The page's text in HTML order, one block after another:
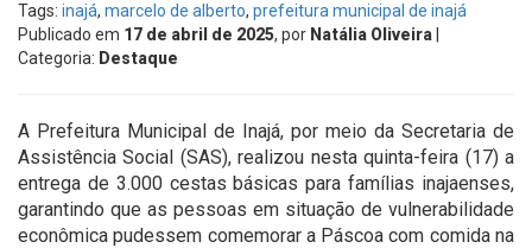
Tags: inajá, marcelo de alberto, prefeitura municipal de inajá
Publicado em 17 de abril de 2025, por Natália Oliveira
Categoria: Destaque
A Prefeitura Municipal de Inajá, por meio da Secretaria de
Assistência Social (SAS), realizou nesta quinta-feira (17) a
entrega de 3.000 cestas básicas para famílias inajaenses,
garantindo que as pessoas em situação de vulnerabilidade
econômica pudessem comemorar a Páscoa com comida na